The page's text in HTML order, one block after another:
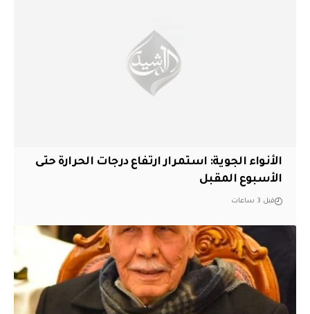
الأنواء الجوية: استمرار ارتفاع درجات الحرارة حتى
الأسبوع المقبل
قبل 3 ساعات